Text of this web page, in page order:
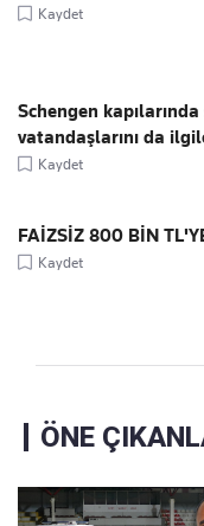
Kaydet
Schengen
vatandaşlarını da
Kaydet
FAİZSİZ 800 BİN
Kaydet
ÖNE